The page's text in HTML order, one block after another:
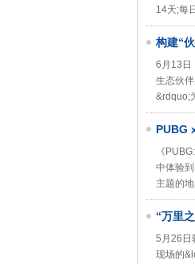
14天;每
构建“
6月13日
生态伙
&rdquo;
PUBG
《
中体验
主题的
“万里
5月26日
现场的